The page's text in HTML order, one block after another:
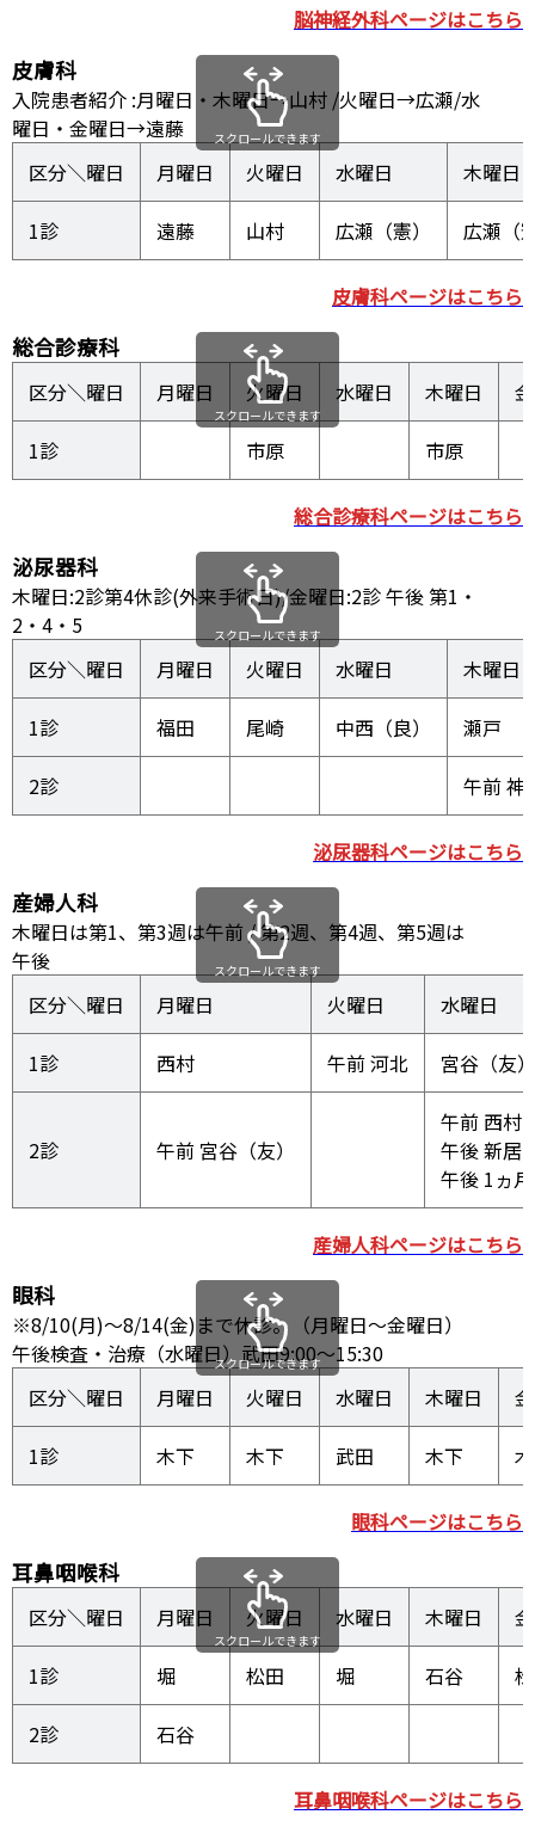
脳神経外科ページはこちら
皮膚科
入院患者紹介 :月曜日・木曜日→山村 /火曜日→広瀬/水
曜日・金曜日→遠藤
区分＼曜日
月曜日 火曜日 水曜日 木曜日
1診 遠藤 山村 広瀬（憲） 広瀬（
スクロールできます
皮膚科ページはこちら
総合診療科
区分＼曜日 月曜日 火曜日 水曜日 木曜日
1診 市原 市原
スクロールできます
総合診療科ページはこちら
泌尿器科
木曜日:2診第4休診(外来手術日)/金曜日:2診 午後 第1・
2・4・5
区分＼曜日
月曜日 火曜日 水曜日 木曜日
1診 福田 尾崎 中西（良） 瀬戸
2診 午前 神
スクロールできます
泌尿器科ページはこちら
産婦人科
木曜日は第1、第3週は午前 / 第2週、第4週、第5週は
午後
区分＼曜日
月曜日 火曜日 水曜日
1診 西村 午前 河北 宮谷（友）
2診 午前 宮谷（友）
午前 西村
午後 新居
午後 1ヵ
スクロールできます
産婦人科ページはこちら
眼科
※8/10(月)～8/14(金)まで休診。（月曜日～金曜日）
午後検査・治療（水曜日）武田9:00～15:30
区分＼曜日
月曜日 火曜日 水曜日 木曜日
1診 木下 武田
スクロールできます
眼科ページはこちら
耳鼻咽喉科
区分＼曜日 月曜日 火曜日 水曜日 木曜日
1診 堀 松田 堀 石谷
2診 石谷
スクロールできます
耳鼻咽喉科ページはこちら